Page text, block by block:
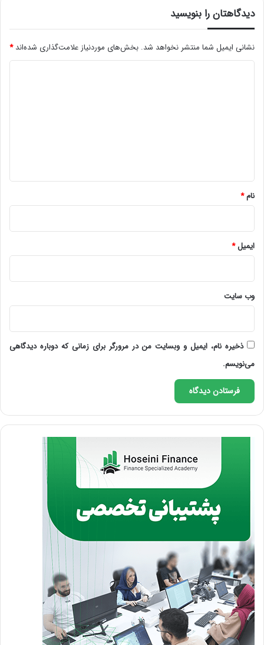
دیدگاهتان را بنویسید
نشانی ایمیل شما منتشر نخواهد شد. بخش‌های موردنیاز علامت‌گذاری شده‌اند*
نام*
ایمیل*
وب‌ سایت
ذخیره نام، ایمیل و وبسایت من در مرورگر برای زمانی که دوباره دیدگاهی
می‌نویسم.